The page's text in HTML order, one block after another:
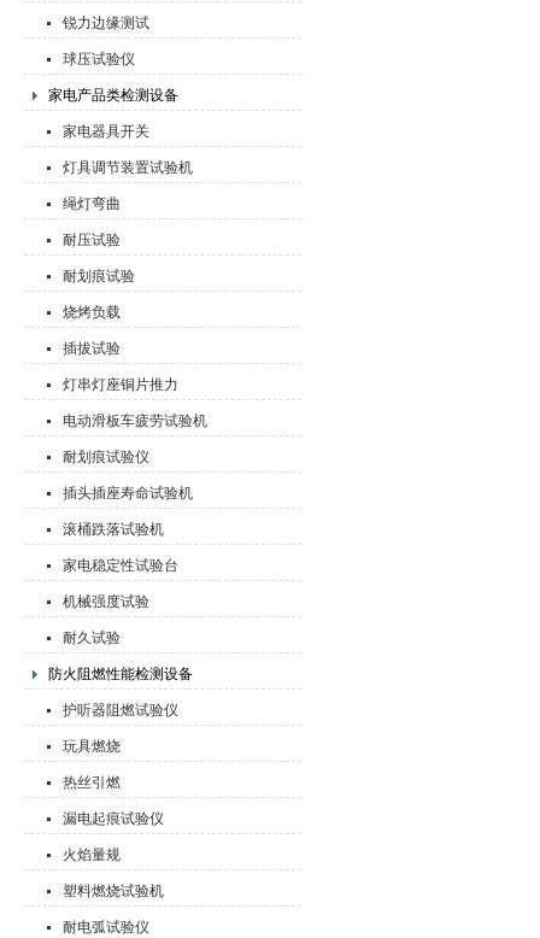
锐力边缘测试
球压试验仪
家电产品类检测设备
家电器具开关
灯具调节装置试验机
绳灯弯曲
耐压试验
耐划痕试验
烧烤负载
插拔试验
灯串灯座铜片推力
电动滑板车疲劳试验机
耐划痕试验仪
插头插座寿命试验机
滚桶跌落试验机
家电稳定性试验台
机械强度试验
耐久试验
防火阻燃性能检测设备
护听器阻燃试验仪
玩具燃烧
热丝引燃
漏电起痕试验仪
火焰量规
塑料燃烧试验机
耐电弧试验仪